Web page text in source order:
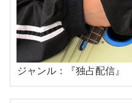
ジャンル：『独占配信』